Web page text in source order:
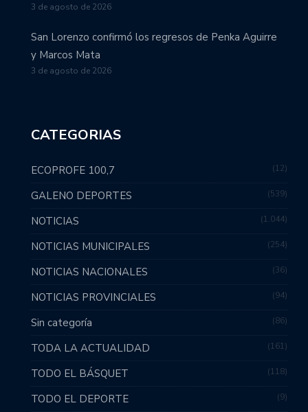
3 de agosto de 2026
San Lorenzo confirmó los regresos de Penka Aguirre
y Marcos Mata
3 de agosto de 2026
CATEGORIAS
ECOPROFE 100,7 12
GALENO DEPORTES 539
NOTICIAS 1.044
NOTICIAS MUNICIPALES 254
NOTICIAS NACIONALES 36
NOTICIAS PROVINCIALES 94
Sin categoría 86
TODA LA ACTUALIDAD 161
TODO EL BÁSQUET 118
TODO EL DEPORTE 9